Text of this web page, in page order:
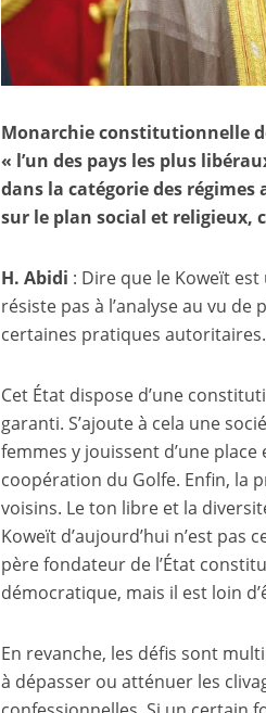
Monarchie constitutionnelle
« l’un des pays les plus
dans la catégorie des régimes
sur le plan social et religieux,
H. Abidi : Dire que le Koweït
résiste pas à l’analyse au vu
certaines pratiques autoritaires.
Cet État dispose d’une
garanti. S’ajoute à cela une
femmes y jouissent d’une
coopération du Golfe. Enfin, la
voisins. Le ton libre et la
Koweït d’aujourd’hui n’est pas
père fondateur de l’État
démocratique, mais il est loin
En revanche, les défis sont
à dépasser ou atténuer les